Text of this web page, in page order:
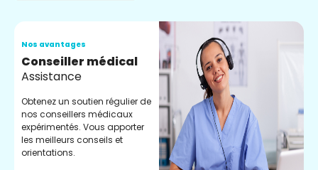
Nos avantages
Conseiller médical
Assistance
Obtenez un soutien régulier de
nos conseillers médicaux
expérimentés. Vous apporter
les meilleurs conseils et
orientations.